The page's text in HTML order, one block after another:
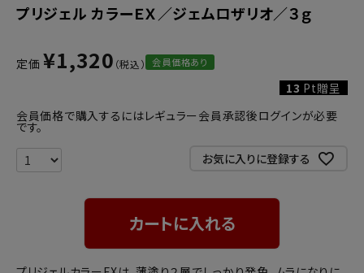
プリジェル カラーＥＸ／ジェムロザリオ／３ｇ
定価 ¥1,320 会員価格あり
13 Pt贈呈
会員価格で購入するにはレギュラー会員承認後ログインが必要
です。
お気に入りに登録する
カートに入れる